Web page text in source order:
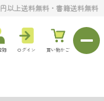
以上送料無料・書籍送料無料
録 ログイン 買い物かご